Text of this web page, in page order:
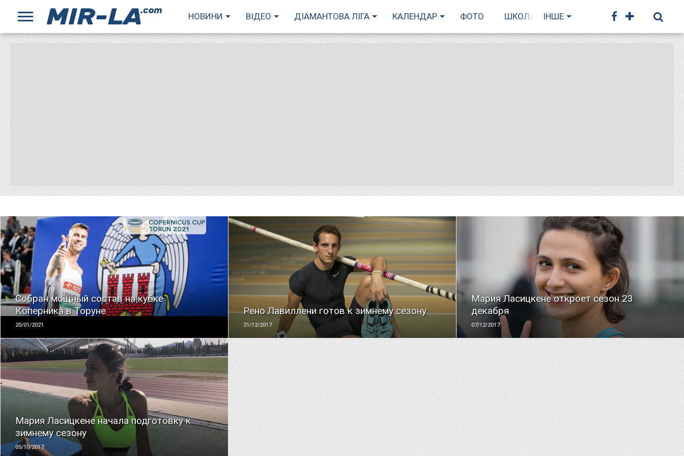
НОВИНИ ВІДЕО ДІАМАНТОВА ЛІГА КАЛЕНДАР ФОТО ШКОЛА БІГУ
ІНШЕ
Собран мощный состав на кубке
Коперника в Торуне
20/01/2021
ЧИТАТЬ
Рено Лавиллени готов к зимнему сезону
21/12/2017
ЧИТАТЬ
Мария Ласицкене откроет сезон 23
декабря
07/12/2017
ЧИТАТЬ
Мария Ласицкене начала подготовку к
зимнему сезону
05/10/2017
ЧИТАТЬ